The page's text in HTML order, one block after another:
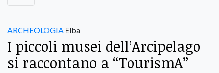
ARCHEOLOGIA Elba
I piccoli musei dell’Arcipelago
si raccontano a “TourismA”